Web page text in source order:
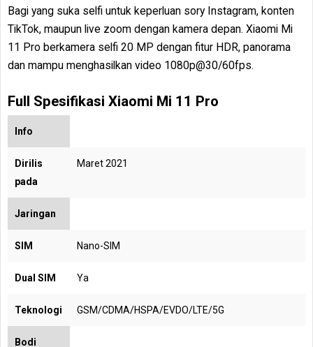
Bagi yang suka selfi untuk keperluan sory Instagram, konten
TikTok, maupun live zoom dengan kamera depan. Xiaomi Mi
11 Pro berkamera selfi 20 MP dengan fitur HDR, panorama
dan mampu menghasilkan video 1080p@30/60fps.
Full Spesifikasi Xiaomi Mi 11 Pro
Info
Dirilis
pada
Maret 2021
Jaringan
SIM Nano-SIM
Dual SIM Ya
Teknologi GSM/CDMA/HSPA/EVDO/LTE/5G
Bodi